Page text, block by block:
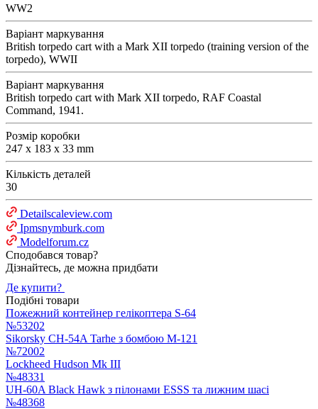
WW2
Варіант маркування
British torpedo cart with a Mark XII torpedo (training version of the
torpedo), WWII
Варіант маркування
British torpedo cart with Mark XII torpedo, RAF Coastal
Command, 1941.
Розмір коробки
247 x 183 x 33 mm
Кількість деталей
30
Detailscaleview.com
Ipmsnymburk.com
Modelforum.cz
Сподобався товар?
Дізнайтесь, де можна придбати
Де купити?
Подібні товари
Пожежний контейнер гелікоптера S-64
№53202
Sikorsky CH-54A Tarhe з бомбою M-121
№72002
Lockheed Hudson Mk III
№48331
UH-60A Black Hawk з пілонами ESSS та лижним шасі
№48368